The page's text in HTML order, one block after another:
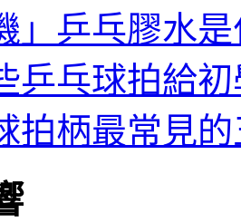
」乒乓膠水
乒乓球拍給
拍柄最常見